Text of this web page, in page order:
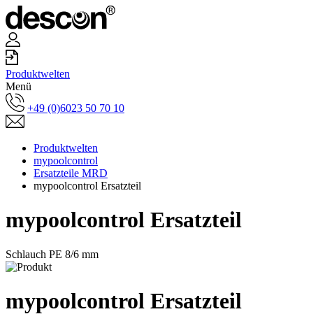
Produktwelten
Menü
+49 (0)6023 50 70 10
Produktwelten
mypoolcontrol
Ersatzteile MRD
mypoolcontrol Ersatzteil
mypoolcontrol Ersatzteil
Schlauch PE 8/6 mm
mypoolcontrol Ersatzteil